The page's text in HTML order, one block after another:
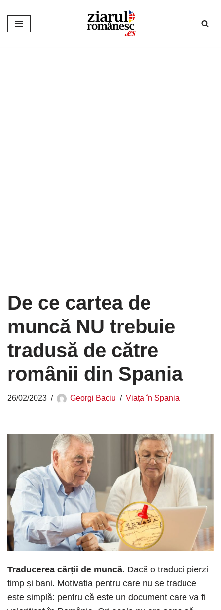
Sari
De ce cartea de
muncă NU trebuie
tradusă de către
românii din Spania
26/02/2023 Georgi Baciu Viața în Spania
Traducerea cărții de muncă. Dacă o traduci pierzi
timp și bani. Motivația pentru care nu se traduce
este simplă: pentru că este un document care va fi